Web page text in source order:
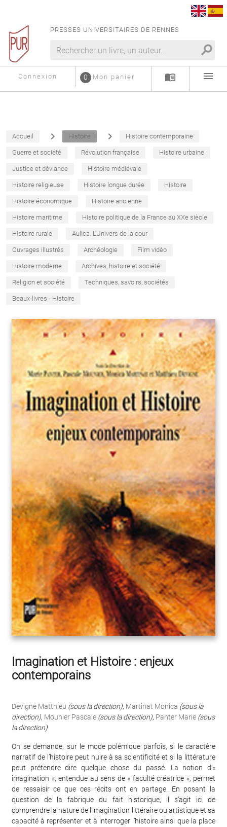
PRESSES UNIVERSITAIRES DE RENNES
search
Connexion Mon panier
0 menu_book menu
Accueil navigate_next Histoire navigate_next Histoire contemporaine
Guerre et société Révolution française Histoire urbaine
Justice et déviance Histoire médiévale
Histoire religieuse Histoire longue durée Histoire
Histoire économique Histoire ancienne
Histoire maritime Histoire politique de la France au XXe siècle
Histoire rurale Aulica. L'Univers de la cour
Ouvrages illustrés Archéologie Film vidéo
Histoire moderne Archives, histoire et société
Religion et société Techniques, savoirs, sociétés
Beaux-livres - Histoire
Imagination et Histoire : enjeux
contemporains
Devigne Matthieu (sous la direction), Martinat Monica (sous la
direction), Mounier Pascale (sous la direction), Panter Marie (sous
la direction)
On se demande, sur le mode polémique parfois, si le caractère
narratif de l’histoire peut nuire à sa scientificité et si la littérature
peut prétendre dire quelque chose du passé. La notion d’«
imagination », entendue au sens de « faculté créatrice », permet
de ressaisir ce que ces récits ont en partage. En posant la
question de la fabrique du fait historique, il s’agit ici de
comprendre la nature de l’imagination littéraire ou artistique et sa
capacité à représenter et à interroger l’histoire ainsi que la place